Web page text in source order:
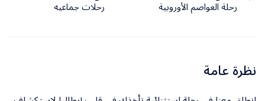
رحلة العواصم الأوروبية
رحلات جماعيه
نظرة عامة